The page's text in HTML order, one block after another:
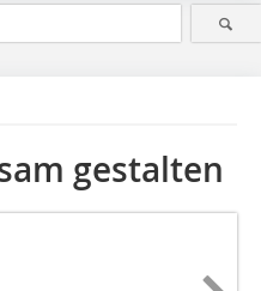
gestalten